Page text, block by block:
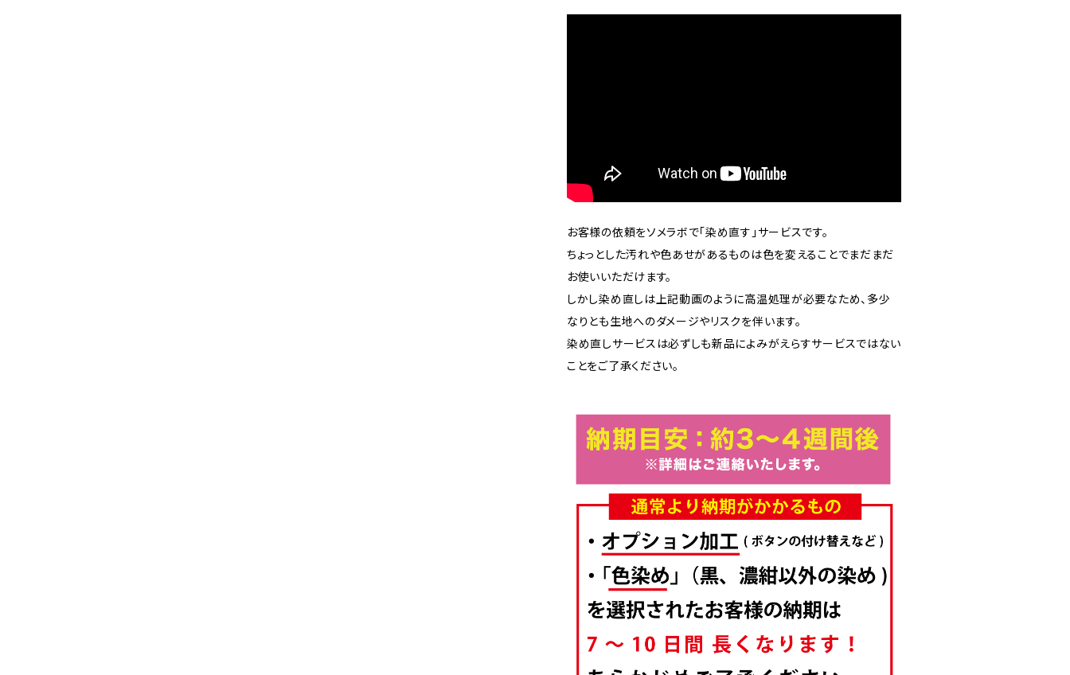
お客様の依頼をソメラボで「染め直す」サービスです。
ちょっとした汚れや色あせがあるものは色を変えることでまだまだ
お使いいただけます。
しかし染め直しは上記動画のように高温処理が必要なため、多少
なりとも生地へのダメージやリスクを伴います。
染め直しサービスは必ずしも新品によみがえらすサービスではない
ことをご了承ください。